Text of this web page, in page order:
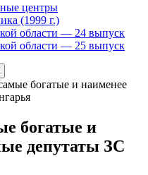
центры
(1999 г.)
области — 24 выпуск
области — 25 выпуск
богатые и наименее
богатые и
депутаты ЗС